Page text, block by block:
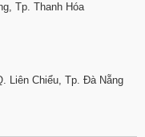
Tp. Thanh Hóa
Liên Chiểu, Tp. Đà Nẵng